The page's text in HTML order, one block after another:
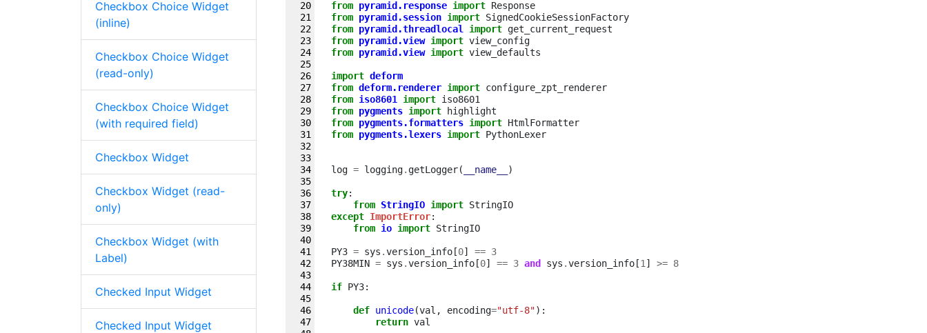
Checkbox Choice Widget
(inline)
Checkbox Choice Widget
(read-only)
Checkbox Choice Widget
(with required field)
Checkbox Widget
Checkbox Widget (read-
only)
Checkbox Widget (with
Label)
Checked Input Widget
Checked Input Widget
from pyramid.response import Response
from pyramid.session import SignedCookieSessionFactory
from pyramid.threadlocal import get_current_request
from pyramid.view import view_config
from pyramid.view import view_defaults
import deform
from deform.renderer import configure_zpt_renderer
from iso8601 import iso8601
from pygments import
highlight
from pygments.formatters import HtmlFormatter
from pygments.lexers import PythonLexer
log = logging. getLogger( __name__ )
try:
from StringIO import StringIO
except ImportError:
from io import StringIO
PY3 = sys .version_info [0] == 3
PY38MIN = sys .version_info [0] == 3 and sys .version_info [1 ] >= 8
if PY3:
def unicode(val , encoding="utf-8"):
return val